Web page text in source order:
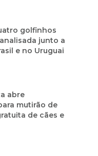
golfinhos
junto a
e no Uruguai
abre
mutirão de
de cães e